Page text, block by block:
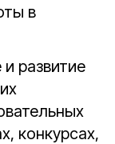
в
развитие
конкурсах,